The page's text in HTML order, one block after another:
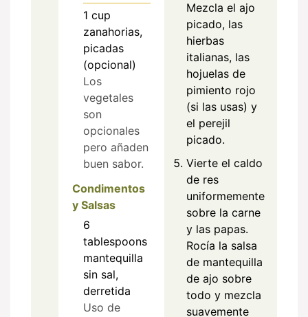
1 cup
zanahorias,
picadas
(opcional)
Los
vegetales
son
opcionales
pero añaden
buen sabor.
Condimentos
y Salsas
6
tablespoons
mantequilla
sin sal,
derretida
Uso de
Mezcla el ajo
picado, las
hierbas
italianas, las
hojuelas de
pimiento rojo
(si las usas) y
el perejil
picado.
Vierte el caldo
de res
uniformemente
sobre la carne
y las papas.
Rocía la salsa
de mantequilla
de ajo sobre
todo y mezcla
suavemente